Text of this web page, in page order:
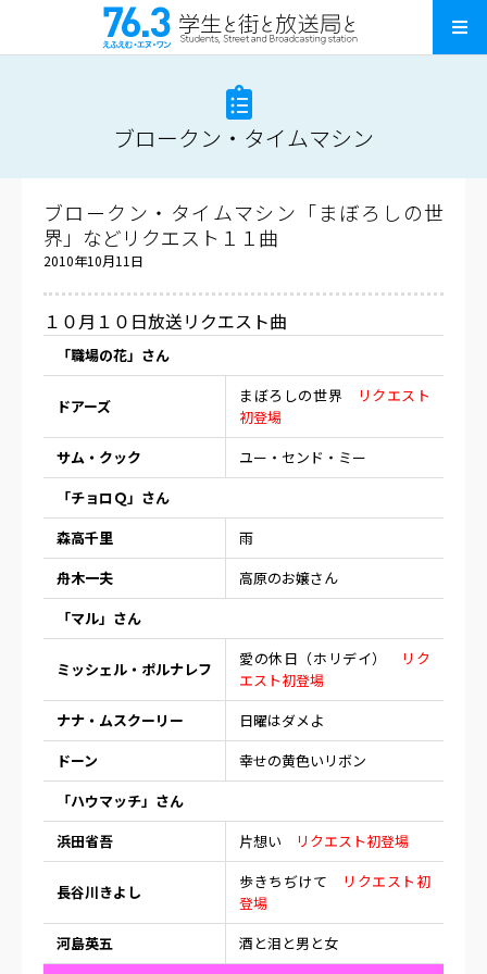
ブロークン・タイムマシン
ブロークン・タイムマシン「まぼろしの世
界」などリクエスト１１曲
2010年10月11日
１０月１０日放送リクエスト曲
「職場の花」さん
ドアーズ
まぼろしの世界
リクエスト
初登場
サム・クック
ユー・センド・ミー
「チョロＱ」さん
森高千里
雨
舟木一夫
高原のお嬢さん
「マル」さん
ミッシェル・ポルナレフ
愛の休日（ホリデイ） リク
エスト初登場
ナナ・ムスクーリー
日曜はダメよ
ドーン
幸せの黄色いリボン
「ハウマッチ」さん
浜田省吾
片想い リクエスト初登場
長谷川きよし
歩きちぢけて
リクエスト初
登場
河島英五
酒と泪と男と女